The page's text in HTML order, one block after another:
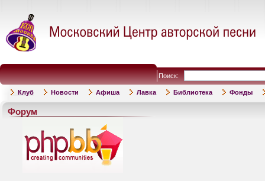
Поиск:
Клуб Новости Афиша Лавка Библиотека Фонды
Форум